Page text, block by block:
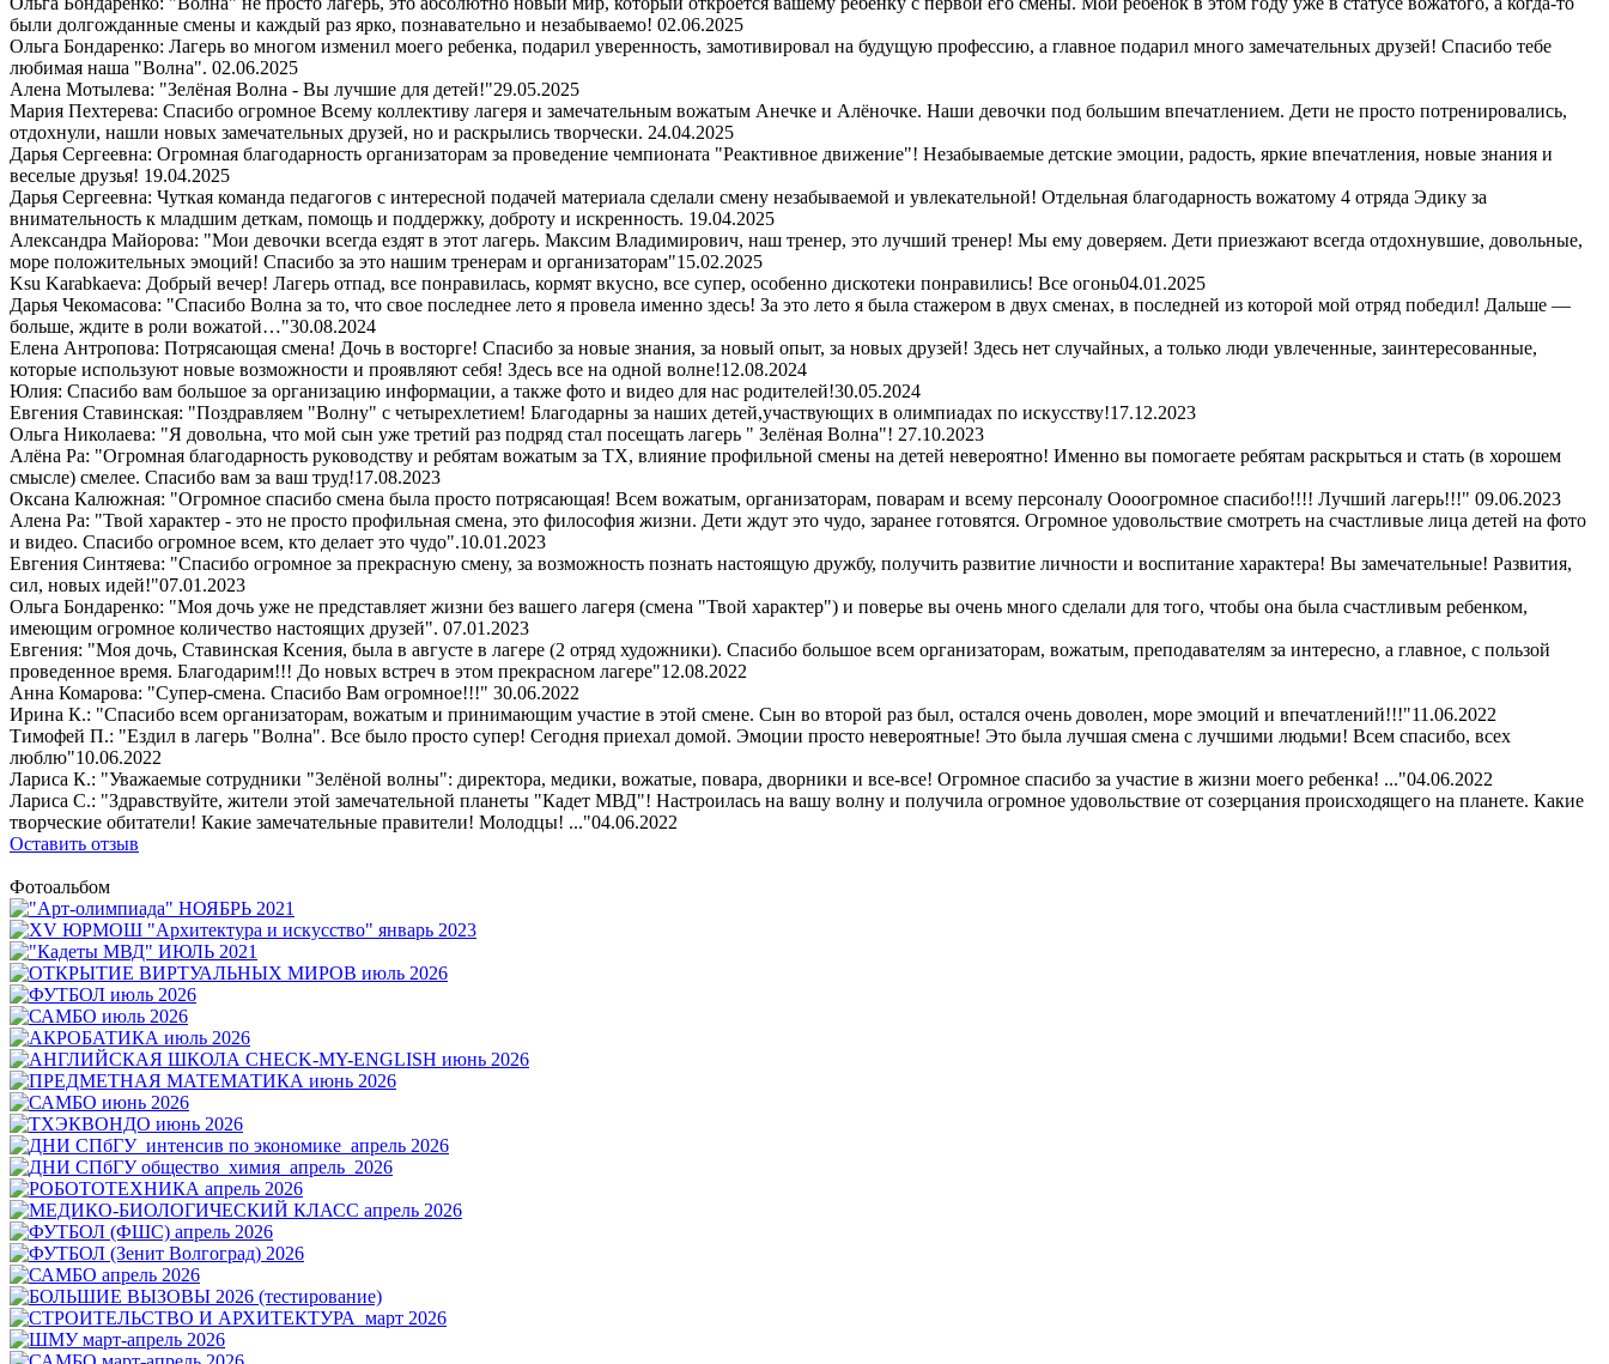
были долгожданные смены и каждый раз ярко, познавательно и незабываемо! 02.06.2025
Ольга Бондаренко: Лагерь во многом изменил моего ребенка, подарил уверенность, замотивировал на будущую профессию, а главное подарил много замечательных друзей! Спасибо тебе
любимая наша "Волна". 02.06.2025
Алена Мотылева: "Зелёная Волна - Вы лучшие для детей!"29.05.2025
Мария Пехтерева: Спасибо огромное Всему коллективу лагеря и замечательным вожатым Анечке и Алёночке. Наши девочки под большим впечатлением. Дети не просто потренировались,
отдохнули, нашли новых замечательных друзей, но и раскрылись творчески. 24.04.2025
Дарья Сергеевна: Огромная благодарность организаторам за проведение чемпионата "Реактивное движение"! Незабываемые детские эмоции, радость, яркие впечатления, новые знания и
веселые друзья! 19.04.2025
Дарья Сергеевна: Чуткая команда педагогов с интересной подачей материала сделали смену незабываемой и увлекательной! Отдельная благодарность вожатому 4 отряда Эдику за
внимательность к младшим деткам, помощь и поддержку, доброту и искренность. 19.04.2025
Александра Майорова: "Мои девочки всегда ездят в этот лагерь. Максим Владимирович, наш тренер, это лучший тренер! Мы ему доверяем. Дети приезжают всегда отдохнувшие, довольные,
море положительных эмоций! Спасибо за это нашим тренерам и организаторам"15.02.2025
Ksu Karabkaeva: Добрый вечер! Лагерь отпад, все понравилась, кормят вкусно, все супер, особенно дискотеки понравились! Все огонь04.01.2025
Дарья Чекомасова: "Спасибо Волна за то, что свое последнее лето я провела именно здесь! За это лето я была стажером в двух сменах, в последней из которой мой отряд победил! Дальше —
больше, ждите в роли вожатой…"30.08.2024
Елена Антропова: Потрясающая смена! Дочь в восторге! Спасибо за новые знания, за новый опыт, за новых друзей! Здесь нет случайных, а только люди увлеченные, заинтересованные,
которые используют новые возможности и проявляют себя! Здесь все на одной волне!12.08.2024
Юлия: Спасибо вам большое за организацию информации, а также фото и видео для нас родителей!30.05.2024
Евгения Ставинская: "Поздравляем "Волну" с четырехлетием! Благодарны за наших детей,участвующих в олимпиадах по искусству!17.12.2023
Ольга Николаева: "Я довольна, что мой сын уже третий раз подряд стал посещать лагерь " Зелёная Волна"! 27.10.2023
Алёна Ра: "Огромная благодарность руководству и ребятам вожатым за ТХ, влияние профильной смены на детей невероятно! Именно вы помогаете ребятам раскрыться и стать (в хорошем
смысле) смелее. Спасибо вам за ваш труд!17.08.2023
Оксана Калюжная: "Огромное спасибо смена была просто потрясающая! Всем вожатым, организаторам, поварам и всему персоналу Оооогромное спасибо!!!! Лучший лагерь!!!" 09.06.2023
Алена Ра: "Твой характер - это не просто профильная смена, это философия жизни. Дети ждут это чудо, заранее готовятся. Огромное удовольствие смотреть на счастливые лица детей на фото
и видео. Спасибо огромное всем, кто делает это чудо".10.01.2023
Евгения Синтяева: "Спасибо огромное за прекрасную смену, за возможность познать настоящую дружбу, получить развитие личности и воспитание характера! Вы замечательные! Развития,
сил, новых идей!"07.01.2023
Ольга Бондаренко: "Моя дочь уже не представляет жизни без вашего лагеря (смена "Твой характер") и поверье вы очень много сделали для того, чтобы она была счастливым ребенком,
имеющим огромное количество настоящих друзей". 07.01.2023
Евгения: "Моя дочь, Ставинская Ксения, была в августе в лагере (2 отряд художники). Спасибо большое всем организаторам, вожатым, преподавателям за интересно, а главное, с пользой
проведенное время. Благодарим!!! До новых встреч в этом прекрасном лагере"12.08.2022
Анна Комарова: "Супер-смена. Спасибо Вам огромное!!!" 30.06.2022
Ирина К.: "Спасибо всем организаторам, вожатым и принимающим участие в этой смене. Сын во второй раз был, остался очень доволен, море эмоций и впечатлений!!!"11.06.2022
Тимофей П.: "Ездил в лагерь "Волна". Все было просто супер! Сегодня приехал домой. Эмоции просто невероятные! Это была лучшая смена с лучшими людьми! Всем спасибо, всех
люблю"10.06.2022
Лариса К.: "Уважаемые сотрудники "Зелёной волны": директора, медики, вожатые, повара, дворники и все-все! Огромное спасибо за участие в жизни моего ребенка! ..."04.06.2022
Лариса С.: "Здравствуйте, жители этой замечательной планеты "Кадет МВД"! Настроилась на вашу волну и получила огромное удовольствие от созерцания происходящего на планете. Какие
творческие обитатели! Какие замечательные правители! Молодцы! ..."04.06.2022
Оставить отзыв
Фотоальбом